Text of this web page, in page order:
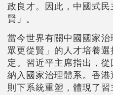
政良才。因此，中國式
賢」。
當今世界有關中國國家
眾更從賢」的人才培養
定。習近平主席指出，
納入國家治理體系。香
則下系統重塑，體現了